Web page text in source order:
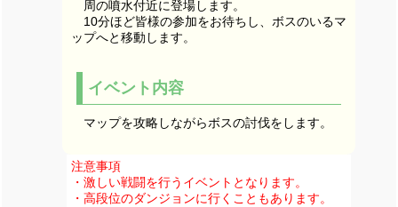
周の噴水付近に登場します。
10分ほど皆様の参加をお待ちし、ボスのいるマ
ップへと移動します。
イベント内容
マップを攻略しながらボスの討伐をします。
注意事項
・激しい戦闘を行うイベントとなります。
・高段位のダンジョンに行くこともあります。